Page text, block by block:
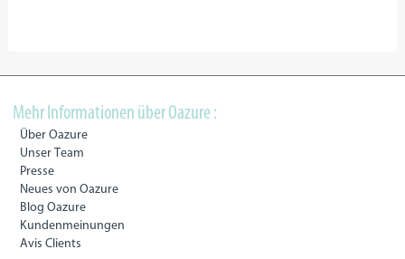
Mehr Informationen über Oazure :
Über Oazure
Unser Team
Presse
Neues von Oazure
Blog Oazure
Kundenmeinungen
Avis Clients